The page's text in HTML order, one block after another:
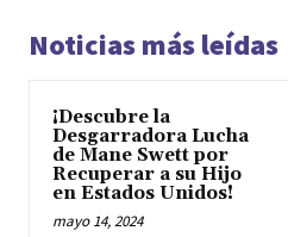
Noticias más leídas
¡Descubre la
Desgarradora Lucha
de Mane Swett por
Recuperar a su Hijo
en Estados Unidos!
mayo 14, 2024